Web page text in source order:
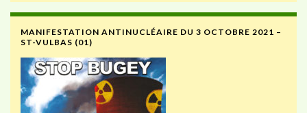
MANIFESTATION ANTINUCLÉAIRE DU 3 OCTOBRE 2021 –
ST-VULBAS (01)